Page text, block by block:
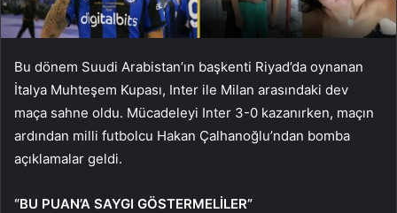
Bu dönem Suudi Arabistan’ın başkenti Riyad’da oynanan
İtalya Muhteşem Kupası, Inter ile Milan arasındaki dev
maça sahne oldu. Mücadeleyi Inter 3-0 kazanırken, maçın
ardından milli futbolcu Hakan Çalhanoğlu’ndan bomba
açıklamalar geldi.
“BU PUAN’A SAYGI GÖSTERMELİLER”